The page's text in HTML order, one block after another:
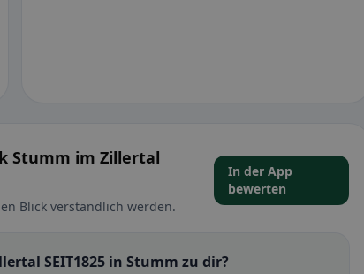
Stumm im Zillertal
Blick verständlich werden.
In der App
bewerten
SEIT1825 in Stumm zu dir?